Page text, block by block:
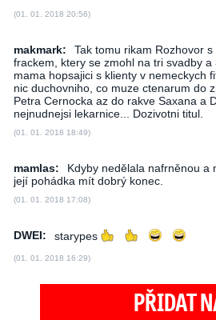
(01. 01. 2018 20:56)
makmark:
Tak tomu rikam Rozhovor
frackem, ktery se zmohl na tri svadby
mama hopsajici s klienty v nemeckych
nic duchovniho, co muze ctenarum do
Petra Cernocka az do rakve Saxana a
nejnudnejsi lekarnice... Dozivotni titul.
(01. 01. 2018 18:49)
mamlas:
Kdyby nedělala nafrněnou a
její pohádka mít dobrý konec.
(01. 01. 2018 17:08)
DWEI: starypes
(01. 01. 2018 16:29)
PŘIDAT